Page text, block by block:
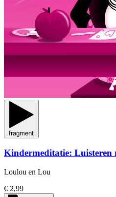
fragment
Kindermeditatie: Luisteren
Loulou en Lou
€ 2,99